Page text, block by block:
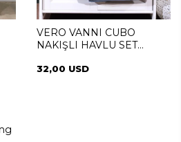
VERO VANNI CUBO
NAKIŞLI HAVLU SET
32,00 USD